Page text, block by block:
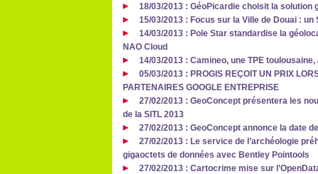
18/03/2013 : GéoPicardie choisit la solution
15/03/2013 : Focus sur la Ville de Douai : un
14/03/2013 : Pole Star standardise la
NAO Cloud
14/03/2013 : Camineo, une TPE
05/03/2013 : PROGIS REÇOIT UN PRIX
PARTENAIRES GOOGLE ENTREPRISE
27/02/2013 : GeoConcept présentera les
de la SITL 2013
27/02/2013 : GeoConcept annonce la date
27/02/2013 : Le service de l’archéologie
gigaoctets de données avec Bentley Pointools
27/02/2013 : Cartocrime mise sur